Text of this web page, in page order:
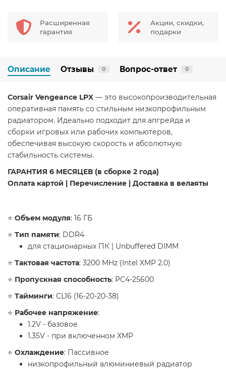
Расширенная
гарантия
Акции, скидки,
подарки
Описание Отзывы 0 Вопрос-ответ 0
Corsair Vengeance LPX — это высокопроизводительная
оперативная память со стильным низкопрофильным
радиатором. Идеально подходит для апгрейда и
сборки игровых или рабочих компьютеров,
обеспечивая высокую скорость и абсолютную
стабильность системы.
ГАРАНТИЯ 6 МЕСЯЦЕВ (в сборке 2 года)
Оплата картой | Перечисление | Доставка в велаяты
​⭐️ Объем модуля: 16 ГБ
⭐️ Тип памяти: DDR4
для стационарных ПК | Unbuffered DIMM
⭐️ Тактовая частота: 3200 MHz (Intel XMP 2.0)
⭐️ Пропускная способность: PC4-25600
⭐️ Тайминги: CL16 (16-20-20-38)
⭐️ Рабочее напряжение:
1.2V - базовое
1.35V - при включенном XMP
⭐️ Охлаждение: Пассивное
низкопрофильный алюминиевый радиатор